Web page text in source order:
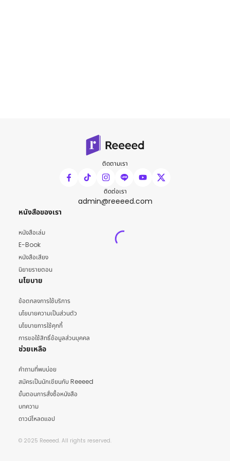
ติดตามเรา
ติดต่อเรา
admin@reeeed.com
หนังสือของเรา
หนังสือเล่ม
E-Book
หนังสือเสียง
นิยายรายตอน
นโยบาย
ข้อตกลงการใช้บริการ
นโยบายความเป็นส่วนตัว
นโยบายการใช้คุกกี้
การขอใช้สิทธิ์ข้อมูลส่วนบุคคล
ช่วยเหลือ
คำถามที่พบบ่อย
สมัครเป็นนักเขียนกับ Reeeed
ขั้นตอนการสั่งซื้อหนังสือ
บทความ
ดาวน์โหลดแอป
© 2025 Reeeed. All rights reserved.